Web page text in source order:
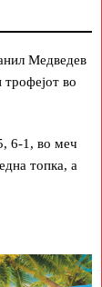
Медведев
во
6-1, во меч
топка, а